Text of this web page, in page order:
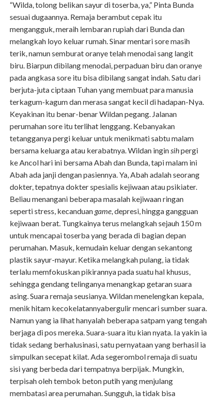
“Wilda, tolong belikan sayur di toserba, ya,” Pinta Bunda
sesuai dugaannya. Remaja berambut cepak itu
mengangguk, meraih lembaran rupiah dari Bunda dan
melangkah loyo keluar rumah. Sinar mentari sore masih
terik, namun semburat oranye telah menodai sang langit
biru. Biarpun dibilang menodai, perpaduan biru dan oranye
pada angkasa sore itu bisa dibilang sangat indah. Satu dari
berjuta-juta ciptaan Tuhan yang membuat para manusia
terkagum-kagum dan merasa sangat kecil di hadapan-Nya.
Keyakinan itu benar-benar Wildan pegang. Jalanan
perumahan sore itu terlihat lenggang. Kebanyakan
tetangganya pergi keluar untuk menikmati sabtu malam
bersama keluarga atau kerabatnya. Wildan inginsihpergi
ke Ancol hari ini bersama Abah dan Bunda, tapi malam ini
Abah ada janji dengan pasiennya. Ya, Abah adalah seorang
dokter, tepatnya dokter spesialis kejiwaan atau psikiater.
Beliau menangani beberapa masalah kejiwaan ringan
seperti stress, kecanduan game, depresi, hingga gangguan
kejiwaan berat. Tungkainya terus melangkah sejauh 150 m
untuk mencapai toserba yang berada di bagian depan
perumahan. Masuk, kemudain keluar dengan sekantong
plastik sayur-mayur. Ketika melangkah pulang, ia tidak
terlalu memfokuskan pikirannya pada suatu hal khusus,
sehingga gendang telinganya menangkap getaran suara
asing. Suara remaja seusianya. Wildan menelengkan kepala,
menik hitam kecokelatannyabergulir mencari sumber suara.
Namun yang ia lihat hanyalah beberapa satpam yang tengah
berjaga di pos mereka. Suara-suara itu kian nyata. Ia yakin ia
tidak sedang berhalusinasi, satu pernyataan yang berhasil ia
simpulkan secepat kilat. Ada segerombol remaja di suatu
sisi yang berbeda dari tempatnya berpijak. Mungkin,
terpisah oleh tembok beton putih yang menjulang
membatasi area perumahan. Sungguh, ia tidak bisa